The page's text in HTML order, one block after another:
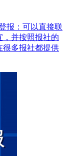
报：可以直接联
，并按照报社的
很多报社都提供